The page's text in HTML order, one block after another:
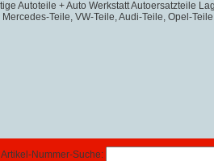
Artikel-Nummer-Suche: